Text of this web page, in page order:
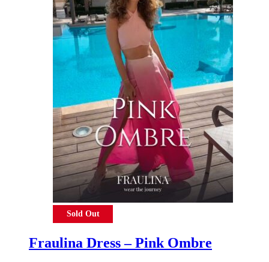
Sold Out
Fraulina Dress – Pink Ombre